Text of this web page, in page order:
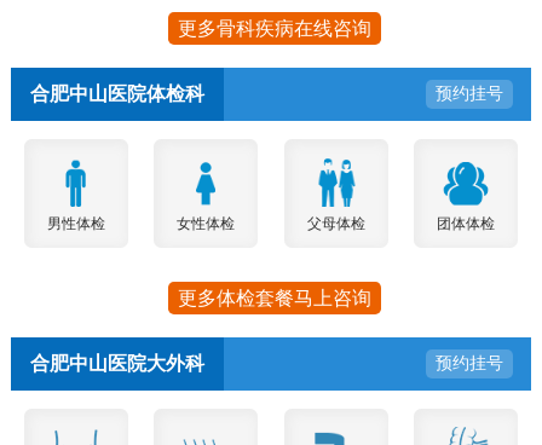
更多骨科疾病在线咨询
合肥中山医院体检科 预约挂号
男性体检 女性体检 父母体检 团体体检
更多体检套餐马上咨询
合肥中山医院大外科 预约挂号